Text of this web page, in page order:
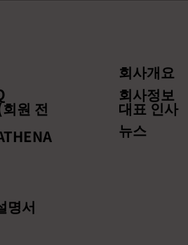
【본 세미나는 종료되었습니
】“월경 EC 완전 마스터!효
율적 판매·최적 물류·안심 반
의 모두”
원 전
명서
회사개요
회사정보
대표 인사
뉴스